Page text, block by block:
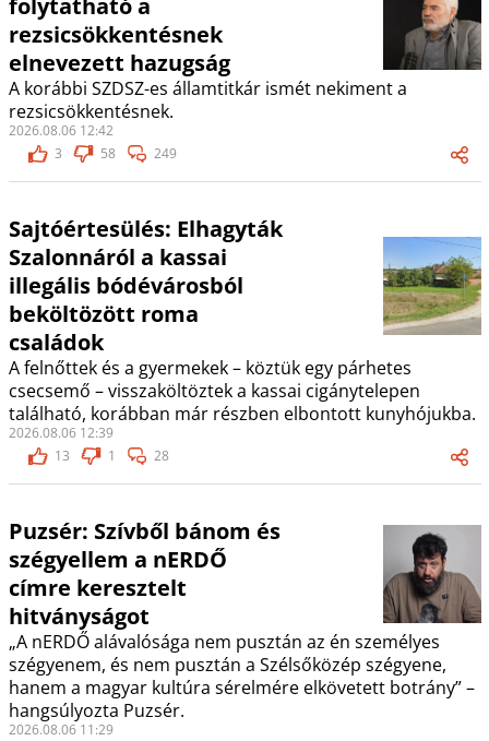
folytatható a
rezsicsökkentésnek
elnevezett hazugság
A korábbi SZDSZ-es államtitkár ismét nekiment a
rezsicsökkentésnek.
2026.08.06 12:42
3
58 249
Sajtóértesülés: Elhagyták
Szalonnáról a kassai
illegális bódévárosból
beköltözött roma
családok
A felnőttek és a gyermekek – köztük egy párhetes
csecsemő – visszaköltöztek a kassai cigánytelepen
található, korábban már részben elbontott kunyhójukba.
2026.08.06 12:39
13
1 28
Puzsér: Szívből bánom és
szégyellem a nERDŐ
címre keresztelt
hitványságot
„A nERDŐ alávalósága nem pusztán az én személyes
szégyenem, és nem pusztán a Szélsőközép szégyene,
hanem a magyar kultúra sérelmére elkövetett botrány” –
hangsúlyozta Puzsér.
2026.08.06 11:29